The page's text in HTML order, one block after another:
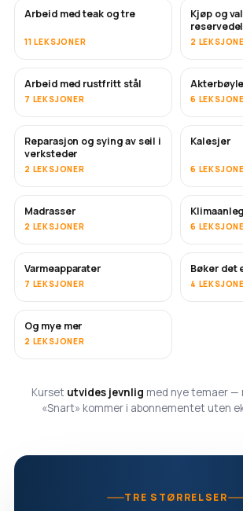
Arbeid med teak og tre
11 LEKSJONER
SNART
Kjøp og
2
SNART
Arbeid med rustfritt stål
7 LEKSJONER 6
SNART
Reparasjon og sying av seil i
verksteder
2 LEKSJONER
Kalesjer
6
Madrasser
2 LEKSJONER
SNART
6
SNART
Varmeapparater
7 LEKSJONER
SNART
Bøker det
4
SNART
Og mye mer
2 LEKSJONER
Kurset utvides jevnlig med nye temaer —
«Snart» kommer i abonnementet uten
TRE STØRRELSER